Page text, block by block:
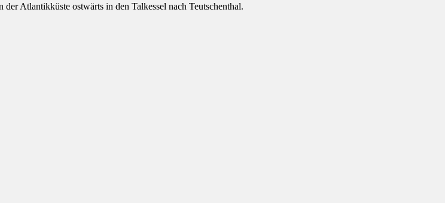
Atlantikküste ostwärts in den Talkessel nach Teutschenthal.